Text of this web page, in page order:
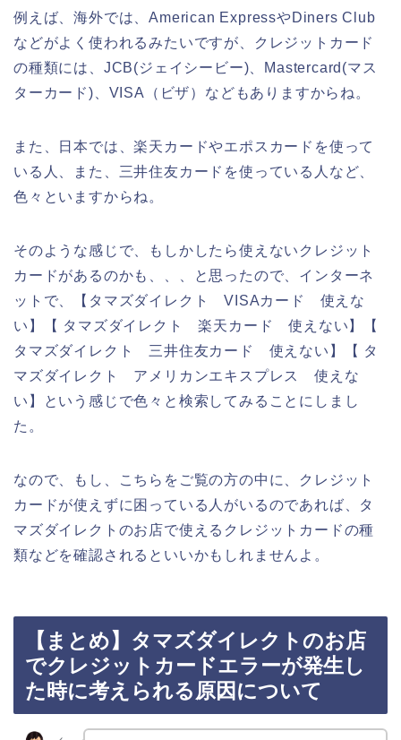
例えば、海外では、American ExpressやDiners Club
などがよく使われるみたいですが、クレジットカード
の種類には、JCB(ジェイシービー)、Mastercard(マス
ターカード)、VISA（ビザ）などもありますからね。
また、日本では、楽天カードやエポスカードを使って
いる人、また、三井住友カードを使っている人など、
色々といますからね。
そのような感じで、もしかしたら使えないクレジット
カードがあるのかも、、、と思ったので、インターネ
ットで、【タマズダイレクト VISAカード 使えな
い】【 タマズダイレクト 楽天カード 使えない】【
タマズダイレクト 三井住友カード 使えない】【 タ
マズダイレクト アメリカンエキスプレス 使えな
い】という感じで色々と検索してみることにしまし
た。
なので、もし、こちらをご覧の方の中に、クレジット
カードが使えずに困っている人がいるのであれば、タ
マズダイレクトのお店で使えるクレジットカードの種
類などを確認されるといいかもしれませんよ。
【まとめ】タマズダイレクトのお店
でクレジットカードエラーが発生し
た時に考えられる原因について